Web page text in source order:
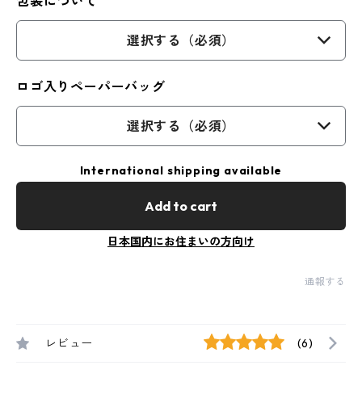
選択する（必須）
ロゴ入りペーパーバッグ
選択する（必須）
International shipping available
Add to cart
日本国内にお住まいの方向け
通報する
レビュー (6)